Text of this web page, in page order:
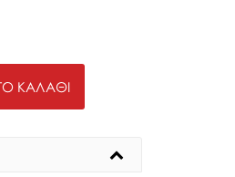
ΚΑΛΆΘΙ